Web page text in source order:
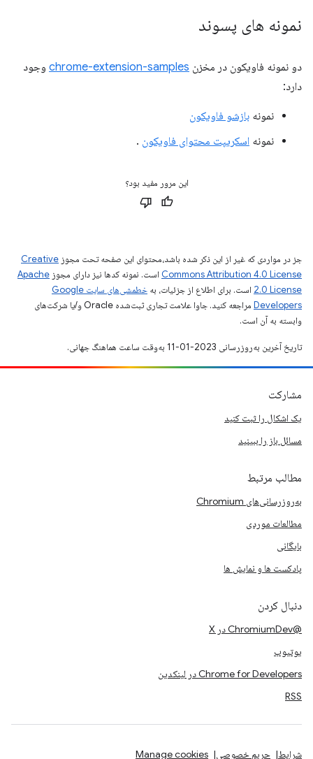
نمونه های پسوند
دو نمونه فاویکون در مخزن chrome-extension-samples وجود
دارد:
نمونه بازشو فاویکون
نمونه اسکریپت محتوای فاویکون .
این مرور مفید بود؟
جز در مواردی که غیر از این ذکر شده باشد،‌محتوای این صفحه تحت مجوز Creative
Commons Attribution 4.0 License است. نمونه کدها نیز دارای مجوز Apache
2.0 License است. برای اطلاع از جزئیات، به
خطمشی‌های سایت Google
Developers‏
مراجعه کنید. جاوا علامت تجاری ثبت‌شده Oracle و/یا شرکت‌های
وابسته به آن است.
تاریخ آخرین به‌روزرسانی 2023-01-11 به‌وقت ساعت هماهنگ جهانی.
مشارکت
یک اشکال را ثبت کنید
مسائل باز را ببینید
مطالب مرتبط
به‌روزرسانی‌های Chromium
مطالعات موردی
بایگانی
پادکست ها و نمایش ها
دنبال کردن
@ChromiumDev در X
یوتیوب
Chrome for Developers در لینکدین
RSS
شرایط حریم خصوصی Manage cookies